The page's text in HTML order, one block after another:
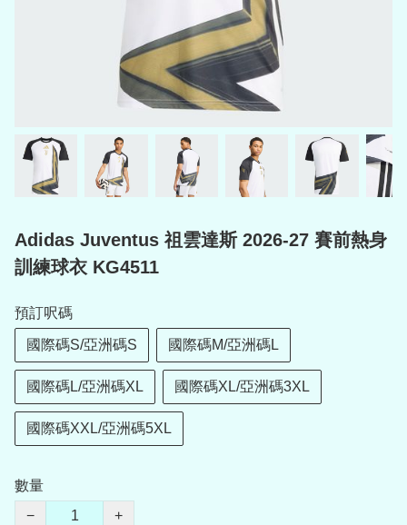
Adidas Juventus 祖雲達斯 2026-27 賽前熱身
訓練球衣 KG4511
預訂呎碼
國際碼S/亞洲碼S 國際碼M/亞洲碼L
國際碼L/亞洲碼XL 國際碼XL/亞洲碼3XL
國際碼XXL/亞洲碼5XL
數量
−
+